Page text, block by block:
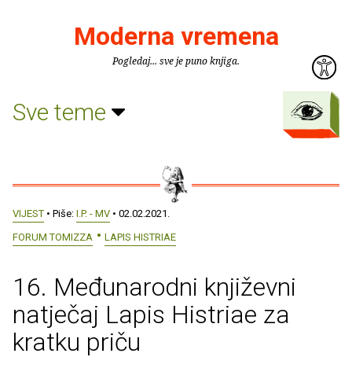
Moderna vremena
Pogledaj... sve je puno knjiga.
Sve teme
VIJEST • Piše: I.P. - MV • 02.02.2021.
FORUM TOMIZZA
LAPIS HISTRIAE
16. Međunarodni književni
natječaj Lapis Histriae za
kratku priču